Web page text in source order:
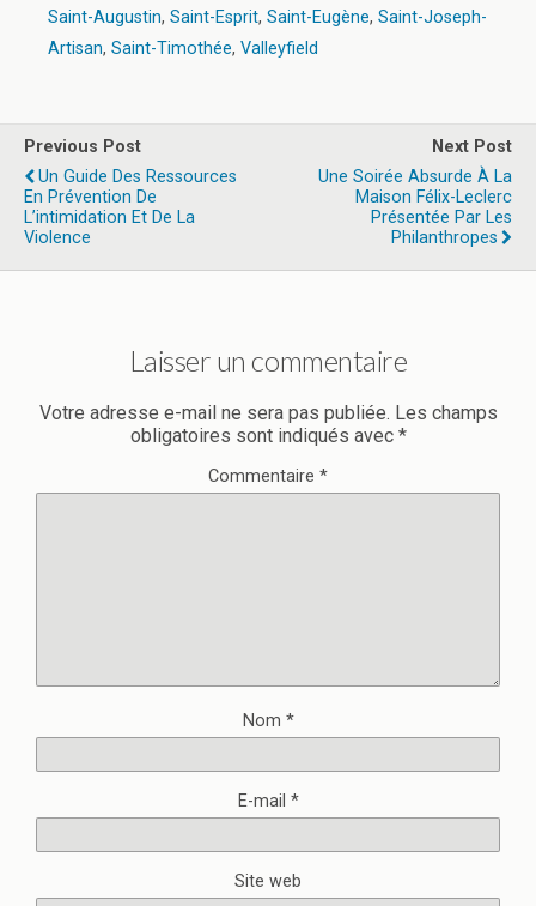
Saint-Augustin, Saint-Esprit, Saint-Eugène, Saint-Joseph-
Artisan, Saint-Timothée, Valleyfield
Previous Post
Un Guide Des Ressources
En Prévention De
L’intimidation Et De La
Violence
Next Post
Une Soirée Absurde À La
Maison Félix-Leclerc
Présentée Par Les
Philanthropes
Laisser un commentaire
Votre adresse e-mail ne sera pas publiée. Les champs
obligatoires sont indiqués avec *
Commentaire *
Nom *
E-mail *
Site web